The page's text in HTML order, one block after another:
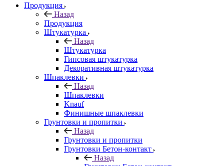
Продукция
Назад
Продукция
Штукатурка
Назад
Штукатурка
Гипсовая штукатурка
Декоративная штукатурка
Шпаклевки
Назад
Шпаклевки
Knauf
Финишные шпаклевки
Грунтовки и пропитки
Назад
Грунтовки и пропитки
Грунтовки Бетон-контакт
Назад